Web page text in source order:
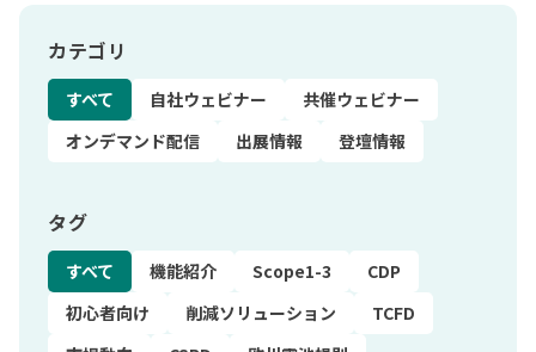
カテゴリ
すべて 自社ウェビナー
共催ウェビナー
オンデマンド配信
出展情報 登壇情報
タグ
すべて 機能紹介 Scope1-3
CDP
初心者向け
削減ソリューション
TCFD